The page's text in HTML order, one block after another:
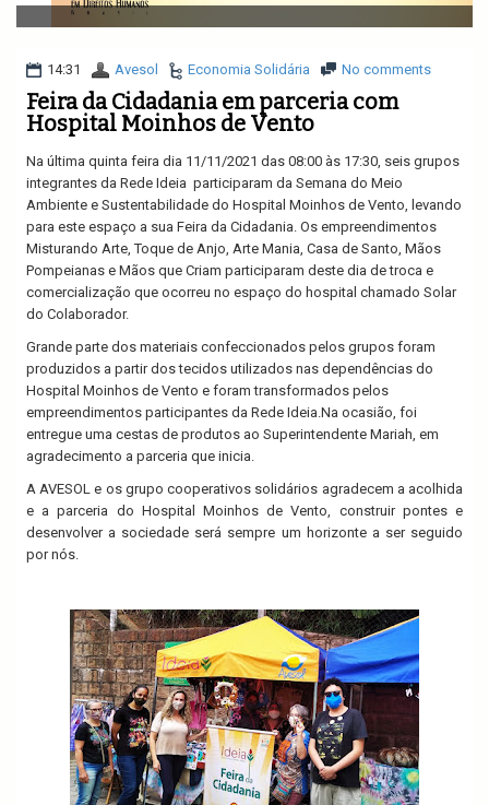
v
i
a
i
o
14:31 Avesol Economia Solidária No comments
Feira da Cidadania em parceria com
Hospital Moinhos de Vento
Na última quinta feira dia 11/11/2021 das 08:00 às 17:30, seis grupos
integrantes da Rede Ideia participaram da Semana do Meio
Ambiente e Sustentabilidade do Hospital Moinhos de Vento, levando
para este espaço a sua Feira da Cidadania. Os empreendimentos
Misturando Arte, Toque de Anjo, Arte Mania, Casa de Santo, Mãos
Pompeianas e Mãos que Criam participaram deste dia de troca e
comercialização que ocorreu no espaço do hospital chamado Solar
do Colaborador.
Grande parte dos materiais confeccionados pelos grupos foram
produzidos a partir dos tecidos utilizados nas dependências do
Hospital Moinhos de Vento e foram transformados pelos
empreendimentos participantes da Rede Ideia. Na ocasião, foi
entregue uma cestas de produtos ao Superintendente Mariah, em
agradecimento a parceria que inicia.
A AVESOL e os grupo cooperativos solidários agradecem a acolhida
e a parceria do Hospital Moinhos de Vento, construir pontes e
desenvolver a sociedade será sempre um horizonte a ser seguido
por nós.